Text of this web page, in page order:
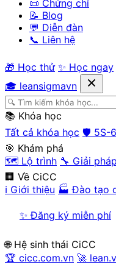
📜 Chứng chỉ
📝 Blog
💬 Diễn đàn
📞 Liên hệ
🎁 Học thử ✨ Học ngay
🎓 leansigmavn
📚 Khóa học
Tất cả khóa học 🛡️ 5S-
🎯 Khám phá
🗺️ Lộ trình 🔧 Giải pháp
🏢 Về CiCC
ℹ️ Giới thiệu 🏭 Đào tạo
✨ Đăng ký miễn phí
🌐 Hệ sinh thái CiCC
🏆 cicc.com.vn 🚀